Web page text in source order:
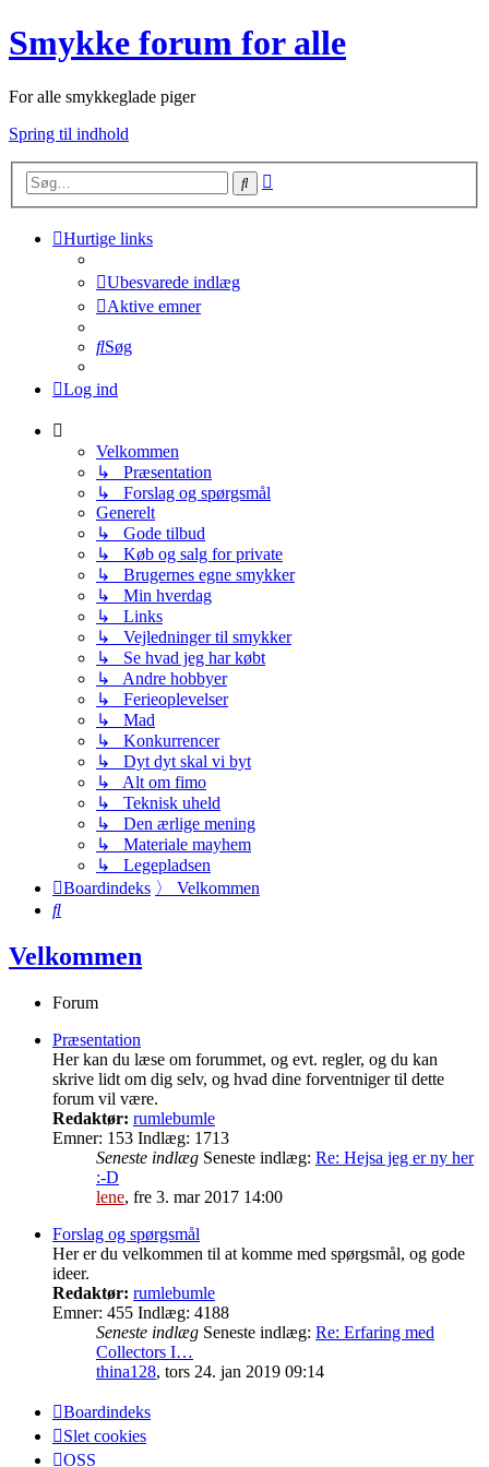
Smykke forum for alle
For alle smykkeglade piger
Spring til indhold
Søg
Hurtige links
Ubesvarede indlæg
Aktive emner
Søg
Log ind
Velkommen
↳ Præsentation
↳ Forslag og spørgsmål
Generelt
↳ Gode tilbud
↳ Køb og salg for private
↳ Brugernes egne smykker
↳ Min hverdag
↳ Links
↳ Vejledninger til smykker
↳ Se hvad jeg har købt
↳ Andre hobbyer
↳ Ferieoplevelser
↳ Mad
↳ Konkurrencer
↳ Dyt dyt skal vi byt
↳ Alt om fimo
↳ Teknisk uheld
↳ Den ærlige mening
↳ Materiale mayhem
↳ Legepladsen
Boardindeks 〉
Velkommen
Søg
Velkommen
Forum
Præsentation
Her kan du læse om forummet, og evt. regler, og du kan
skrive lidt om dig selv, og hvad dine forventniger til dette
forum vil være.
Redaktør: rumlebumle
Emner: 153 Indlæg: 1713
Seneste indlæg Seneste indlæg: Re: Hejsa jeg er ny her
:-D
lene, fre 3. mar 2017 14:00
Forslag og spørgsmål
Her er du velkommen til at komme med spørgsmål, og gode
ideer.
Redaktør: rumlebumle
Emner: 455 Indlæg: 4188
Seneste indlæg Seneste indlæg: Re: Erfaring med
Collectors I…
thina128, tors 24. jan 2019 09:14
Boardindeks
Slet cookies
OSS